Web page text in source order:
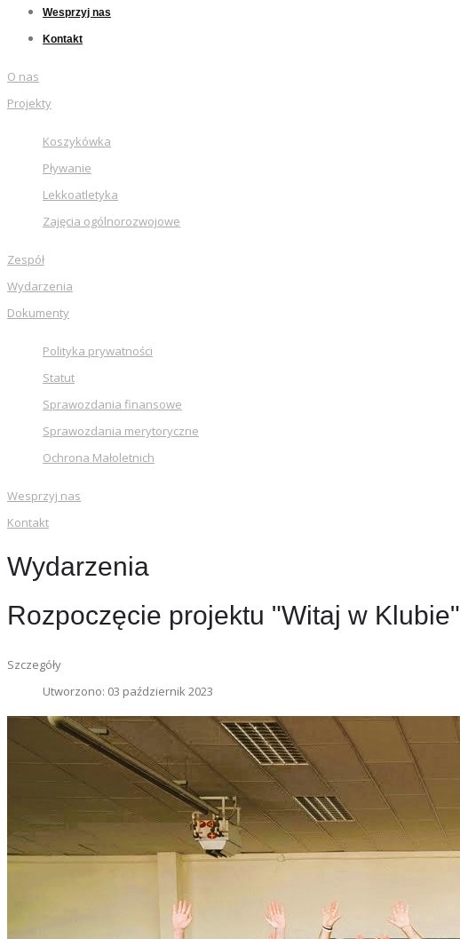
Wesprzyj nas
Kontakt
O nas
Projekty
Koszykówka
Pływanie
Lekkoatletyka
Zajęcia ogólnorozwojowe
Zespół
Wydarzenia
Dokumenty
Polityka prywatności
Statut
Sprawozdania finansowe
Sprawozdania merytoryczne
Ochrona Małoletnich
Wesprzyj nas
Kontakt
Wydarzenia
Rozpoczęcie projektu "Witaj w Klubie"
Szczegóły
Utworzono: 03 październik 2023